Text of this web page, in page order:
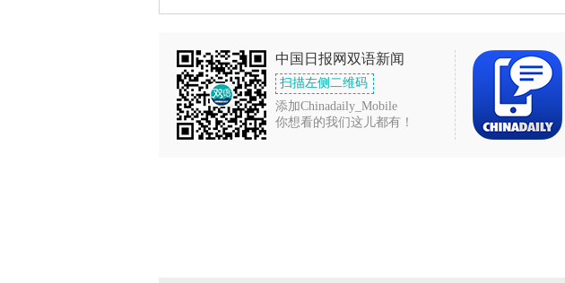
中国日报网双语新闻
扫描左侧二维码
添加Chinadaily_Mobile
你想看的我们这儿都有！